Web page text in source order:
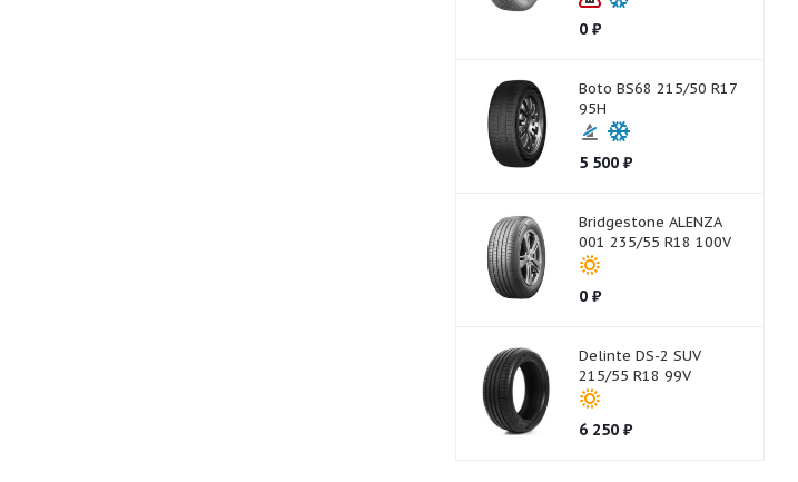
0₽
Boto BS68 215/50 R17
95H
5 500₽
Bridgestone ALENZA
001 235/55 R18 100V
0₽
Delinte DS-2 SUV
215/55 R18 99V
6 250₽